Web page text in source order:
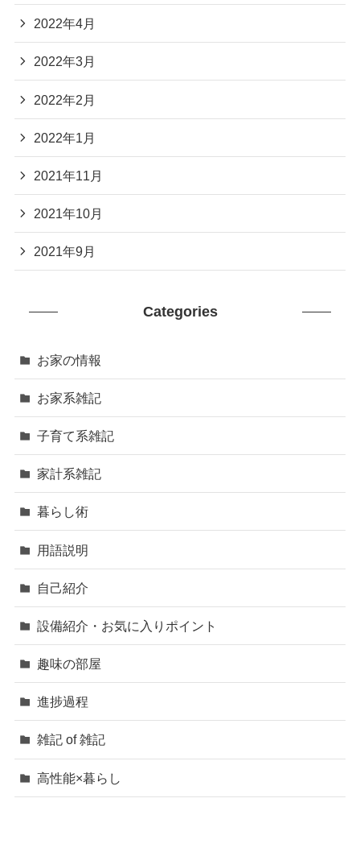
2022年4月
2022年3月
2022年2月
2022年1月
2021年11月
2021年10月
2021年9月
Categories
お家の情報
お家系雑記
子育て系雑記
家計系雑記
暮らし術
用語説明
自己紹介
設備紹介・お気に入りポイント
趣味の部屋
進捗過程
雑記 of 雑記
高性能×暮らし